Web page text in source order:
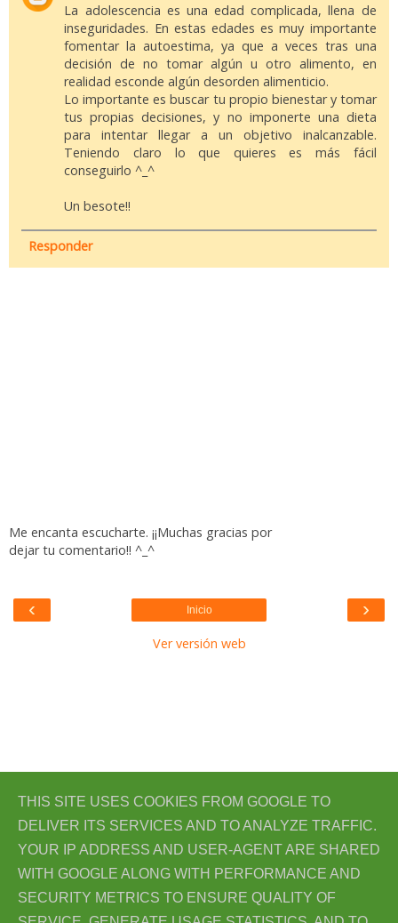
La adolescencia es una edad complicada, llena de
inseguridades. En estas edades es muy importante
fomentar la autoestima, ya que a veces tras una
decisión de no tomar algún u otro alimento, en
realidad esconde algún desorden alimenticio.
Lo importante es buscar tu propio bienestar y tomar
tus propias decisiones, y no imponerte una dieta
para intentar llegar a un objetivo inalcanzable.
Teniendo claro lo que quieres es más fácil
conseguirlo ^_^
Un besote!!
Responder
Me encanta escucharte. ¡¡Muchas gracias por
dejar tu comentario!! ^_^
‹ ›
Inicio
Ver versión web
Con la tecnología deBlogger.
THIS SITE USES COOKIES FROM GOOGLE TO
DELIVER ITS SERVICES AND TO ANALYZE TRAFFIC.
YOUR IP ADDRESS AND USER-AGENT ARE SHARED
WITH GOOGLE ALONG WITH PERFORMANCE AND
SECURITY METRICS TO ENSURE QUALITY OF